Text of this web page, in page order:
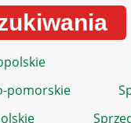
pomorskie